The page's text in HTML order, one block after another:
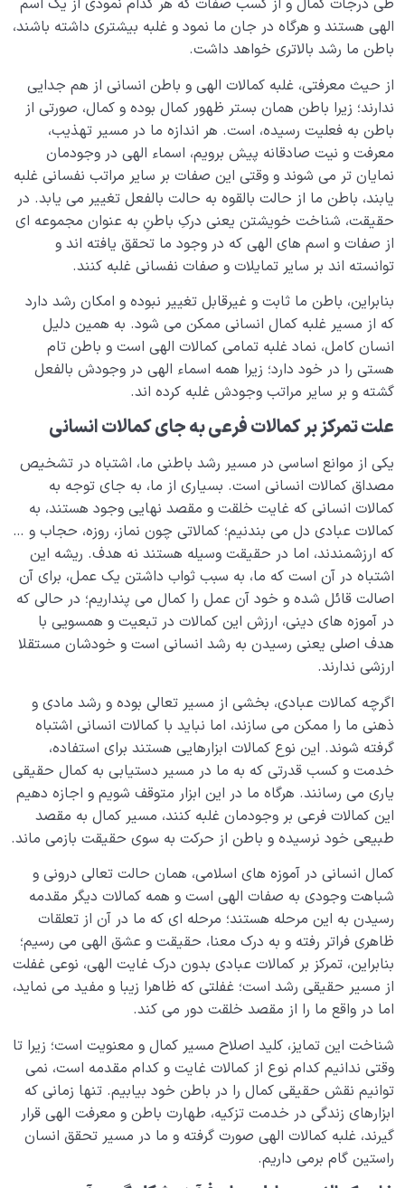
طی درجات کمال و از کسب صفات که هر کدام نمودی از یک اسم
الهی هستند و هرگاه در جان ما نمود و غلبه بیشتری داشته باشند،
باطن ما رشد بالاتری خواهد داشت.
از حیث معرفتی، غلبه کمالات الهی و باطن انسانی از هم جدایی
ندارند؛ زیرا باطن همان بستر ظهور کمال بوده و کمال، صورتی از
باطن به فعلیت رسیده، است. هر اندازه ما در مسیر تهذیب،
معرفت و نیت صادقانه پیش برویم، اسماء الهی در وجودمان
نمایان تر می شوند و وقتی این صفات بر سایر مراتب نفسانی غلبه
یابند، باطن ما از حالت بالقوه به حالت بالفعل تغییر می یابد. در
حقیقت، شناخت خویشتن یعنی درکِ باطنِ به عنوان مجموعه ای
از صفات و اسم های الهی که در وجود ما تحقق یافته اند و
توانسته اند بر سایر تمایلات و صفات نفسانی غلبه کنند.
بنابراین، باطن ما ثابت و غیرقابل تغییر نبوده و امکان رشد دارد
که از مسیر غلبه کمال انسانی ممکن می شود. به همین دلیل
انسان کامل، نماد غلبه تمامی کمالات الهی است و باطن تام
هستی را در خود دارد؛ زیرا همه اسماء الهی در وجودش بالفعل
گشته و بر سایر مراتب وجودش غلبه کرده اند.
علت تمرکز بر کمالات فرعی به جای کمالات انسانی
یکی از موانع اساسی در مسیر رشد باطنی ما، اشتباه در تشخیص
مصداق کمالات انسانی است. بسیاری از ما، به جای توجه به
کمالات انسانی که غایت خلقت و مقصد نهایی وجود هستند، به
کمالات عبادی دل می بندنیم؛ کمالاتی چون نماز، روزه، حجاب و …
که ارزشمندند، اما در حقیقت وسیله هستند نه هدف. ریشه این
اشتباه در آن است که ما، به سبب ثواب داشتن یک عمل، برای آن
اصالت قائل شده و خود آن عمل را کمال می پنداریم؛ در حالی که
در آموزه های دینی، ارزش این کمالات در تبعیت و همسویی با
هدف اصلی یعنی رسیدن به رشد انسانی است و خودشان مستقلا
ارزشی ندارند.
اگرچه کمالات عبادی، بخشی از مسیر تعالی بوده و رشد مادی و
ذهنی ما را ممکن می سازند، اما نباید با کمالات انسانی اشتباه
گرفته شوند. این نوع کمالات ابزارهایی هستند برای استفاده،
خدمت و کسب قدرتی که به ما در مسیر دستیابی به کمال حقیقی
یاری می رسانند. هرگاه ما در این ابزار متوقف شویم و اجازه دهیم
این کمالات فرعی بر وجودمان غلبه کنند، مسیر کمال به مقصد
طبیعی خود نرسیده و باطن از حرکت به سوی حقیقت بازمی ماند.
کمال انسانی در آموزه های اسلامی، همان حالت تعالی درونی و
شباهت وجودی به صفات الهی است و همه کمالات دیگر مقدمه
رسیدن به این مرحله هستند؛ مرحله ای که ما در آن از تعلقات
ظاهری فراتر رفته و به درک معنا، حقیقت و عشق الهی می رسیم؛
بنابراین، تمرکز بر کمالات عبادی بدون درک غایت الهی، نوعی غفلت
از مسیر حقیقی رشد است؛ غفلتی که ظاهرا زیبا و مفید می نماید،
اما در واقع ما را از مقصد خلقت دور می کند.
شناخت این تمایز، کلید اصلاح مسیر کمال و معنویت است؛ زیرا تا
وقتی ندانیم کدام نوع از کمالات غایت و کدام مقدمه است، نمی
توانیم نقش حقیقی کمال را در باطن خود بیابیم. تنها زمانی که
ابزارهای زندگی در خدمت تزکیه، طهارت باطن و معرفت الهی قرار
گیرند، غلبه کمالات الهی صورت گرفته و ما در مسیر تحقق انسان
راستین گام برمی داریم.